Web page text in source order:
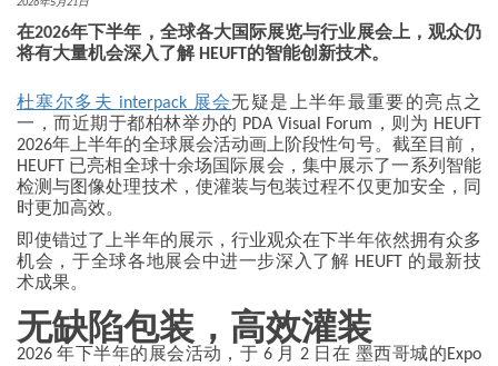
2026年5月21日
在2026年下半年，全球各大国际展览与行业展会上，观众仍
将有大量机会深入了解 HEUFT的智能创新技术。
杜塞尔多夫 interpack 展会无疑是上半年最重要的亮点之
一，而近期于都柏林举办的 PDA Visual Forum，则为 HEUFT
2026年上半年的全球展会活动画上阶段性句号。截至目前，
HEUFT 已亮相全球十余场国际展会，集中展示了一系列智能
检测与图像处理技术，使灌装与包装过程不仅更加安全，同
时更加高效。
即使错过了上半年的展示，行业观众在下半年依然拥有众多
机会，于全球各地展会中进一步深入了解 HEUFT 的最新技
术成果。
无缺陷包装，高效灌装
2026 年下半年的展会活动，于 6 月 2 日在 墨西哥城的Expo